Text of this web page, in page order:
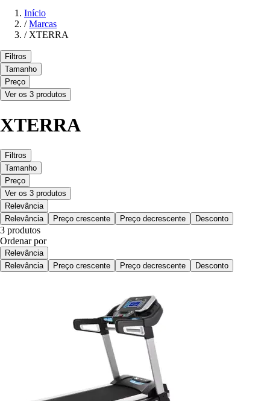
Início
/ Marcas
/ XTERRA
Filtros
Tamanho
Preço
Ver os 3 produtos
XTERRA
Filtros
Tamanho
Preço
Ver os 3 produtos
Relevância
Relevância
Preço crescente Preço decrescente Desconto
3 produtos
Ordenar por
Relevância
Relevância
Preço crescente Preço decrescente Desconto